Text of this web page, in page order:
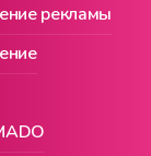
рекламы